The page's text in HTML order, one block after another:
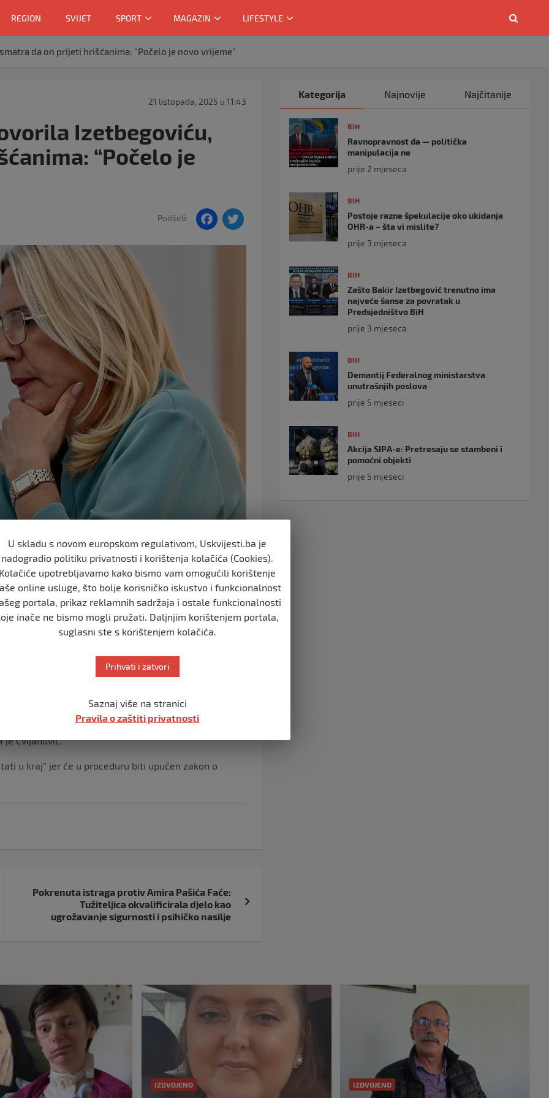
REGION SVIJET SPORT MAGAZIN LIFESTYLE
da on prijeti hrišćanima: “Počelo je novo vrijeme”
21 listopada, 2025 u 11:43
Izetbegoviću,
“Počelo je
Podijeli:
F
Bošnjaka u državnim institucijama” kada je rekao
te kako će se tome stati u kraj novim
Srbima i Hrvatima u Bosni i Hercegovini”.
prava i Bakir Izetbegović je do sada trebao da se
zbog brojnosti trebali biti nadređeni, a hrišćani
agendom. Počelo je novo vrijeme, a ono donosi i
državi jer se to u BiH nikada neće ostvariti”.
dokazuje čak i svojim biračima jer će Trojku
je Cvijanović.
u kraj” jer će u proceduru biti upućen zakon o
Pokrenuta istraga protiv Amira Pašića Faće:
Tužiteljica okvalificirala djelo kao
ugrožavanje sigurnosti i psihičko nasilje
Kategorija Najnovije Najčitanije
BIH
Ravnopravnost da — politička
manipulacija ne
prije 2 mjeseca
BIH
Postoje razne špekulacije oko ukidanja
OHR-a – šta vi mislite?
prije 3 mjeseca
BIH
Zašto Bakir Izetbegović trenutno ima
najveće šanse za povratak u
Predsjedništvo BiH
prije 3 mjeseca
BIH
Demantij Federalnog ministarstva
unutrašnjih poslova
prije 5 mjeseci
BIH
Akcija SIPA-e: Pretresaju se stambeni i
pomoćni objekti
prije 5 mjeseci
IZDVOJENO IZDVOJENO
U skladu s novom europskom regulativom, Uskvijesti.ba je
nadogradio politiku privatnosti i korištenja kolačića (Cookies).
Kolačiće upotrebljavamo kako bismo vam omogućili korištenje
online usluge, što bolje korisničko iskustvo i funkcionalnost
portala, prikaz reklamnih sadržaja i ostale funkcionalnosti
inače ne bismo mogli pružati. Daljnjim korištenjem portala,
suglasni ste s korištenjem kolačića.
Prihvati i zatvori
Saznaj više na stranici
Pravila o zaštiti privatnosti